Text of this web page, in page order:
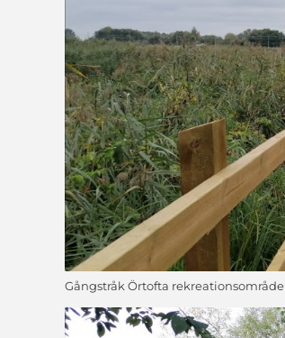
Gångstråk Örtofta rekreationsområde